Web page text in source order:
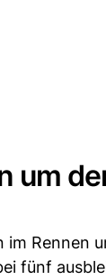
um
Rennen
fünf